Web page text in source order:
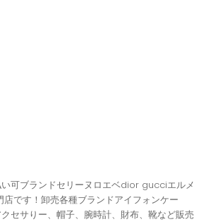
可ブランドセリーヌロエベdior gucciエルメ
です！卸売各種ブランドアイフォンケー
セサりー、帽子、腕時計、財布、靴など販売